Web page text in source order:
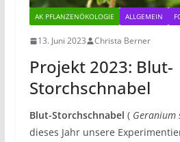
AK PFLANZENÖKOLOGIE ALLGEMEIN
13. Juni 2023 Christa Berner
Projekt 2023: Blut-
Storchschnabel
Blut-Storchschnabel ( Geranium
dieses Jahr unsere